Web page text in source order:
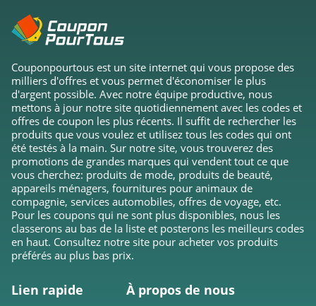
HP
4.4
OtterBox
4.2
Reolink
4.1
G2A
Sennheiser
Couponpourtous est un site internet qui vous propose des
milliers d'offres et vous permet d'économiser le plus
d'argent possible. Avec notre équipe productive, nous
mettons à jour notre site quotidiennement avec les codes et
offres de coupon les plus récents. Il suffit de rechercher les
produits que vous voulez et utilisez tous les codes qui ont
été testés à la main. Sur notre site, vous trouverez des
promotions de grandes marques qui vendent tout ce que
vous cherchez: produits de mode, produits de beauté,
appareils ménagers, fournitures pour animaux de
compagnie, services automobiles, offres de voyage, etc.
Pour les coupons qui ne sont plus disponibles, nous les
classerons au bas de la liste et posterons les meilleurs codes
en haut. Consultez notre site pour acheter vos produits
préférés au plus bas prix.
Lien rapide À propos de nous